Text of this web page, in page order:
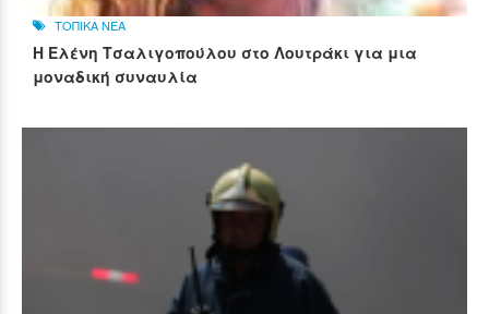
ΤΟΠΙΚΑ ΝΕΑ
Η Ελένη Τσαλιγοπούλου στο Λουτράκι για μια
μοναδική συναυλία